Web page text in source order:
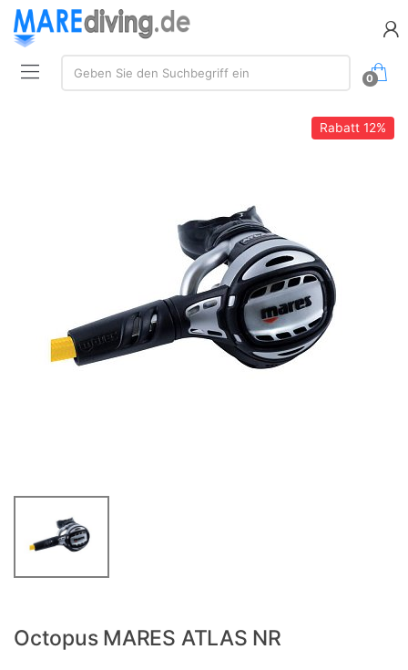
Suche:
Geben Sie den Suchbegriff ein
0
Rabatt12%
Octopus MARES ATLAS NR